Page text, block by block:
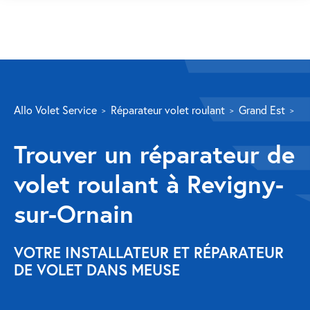
Volet roulant
Réparation
Volet roulant Velux
Au-delà de la fenêtre
Réparation store banne
Réparation portail
Allo Volet Service Réparateur volet roulant Grand Est
Trouver un réparateur de
volet roulant à Revigny-
sur-Ornain
VOTRE INSTALLATEUR ET RÉPARATEUR
DE VOLET DANS MEUSE